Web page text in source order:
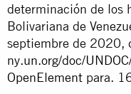
determinación de los
Bolivariana de
septiembre de 2020,
ny.un.org/doc/
OpenElement para.